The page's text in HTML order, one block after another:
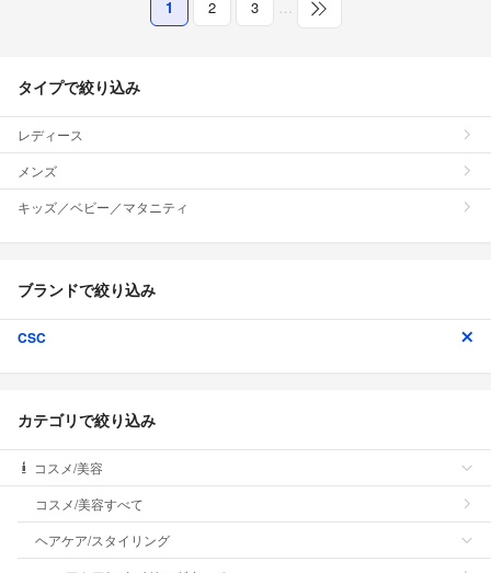
1 2 3 …
タイプで絞り込み
レディース
メンズ
キッズ／ベビー／マタニティ
ブランドで絞り込み
CSC
カテゴリで絞り込み
コスメ/美容
コスメ/美容すべて
ヘアケア/スタイリング